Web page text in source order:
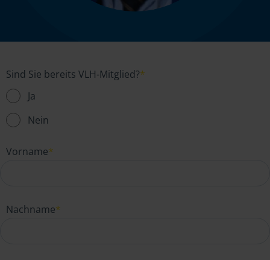
Sind Sie bereits VLH-Mitglied?*
Ja
Nein
Vorname*
Nachname*